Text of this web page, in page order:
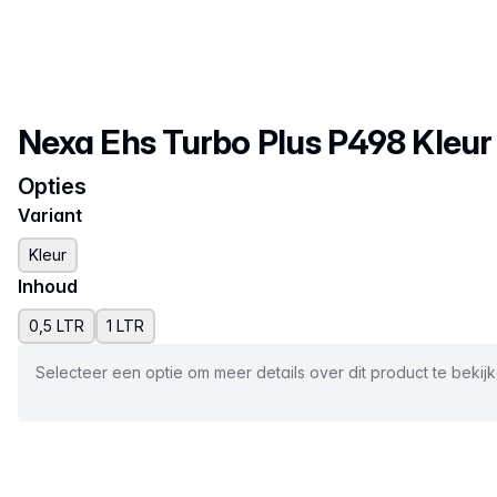
Productnaam
Nexa Ehs Turbo Plus P498 Kleur
Opties
Variant
Kleur
Inhoud
0,5 LTR 1 LTR
Selecteer een optie om meer details over dit product te